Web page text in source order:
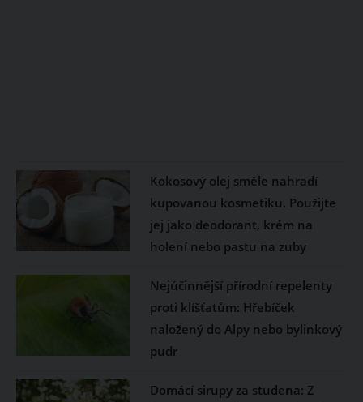
Kokosový olej směle nahradí
kupovanou kosmetiku. Použijte
jej jako deodorant, krém na
holení nebo pastu na zuby
Nejúčinnější přírodní repelenty
proti klíšťatům: Hřebíček
naložený do Alpy nebo bylinkový
pudr
Domácí sirupy za studena: Z